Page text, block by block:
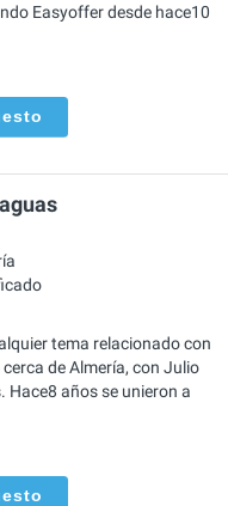
Easyoffer desde hace10
tema relacionado con
de Almería, con Julio
Hace8 años se unieron a